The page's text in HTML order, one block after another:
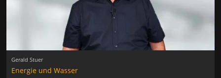
Gerald Stuer
Energie und Wasser